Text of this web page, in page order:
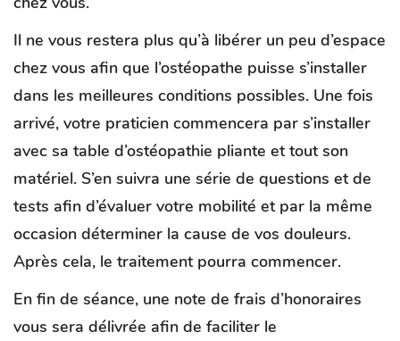
Il ne vous restera plus qu’à libérer un peu d’espace
chez vous afin que l’ostéopathe puisse s’installer
dans les meilleures conditions possibles. Une fois
arrivé, votre praticien commencera par s’installer
avec sa table d’ostéopathie pliante et tout son
matériel. S’en suivra une série de questions et de
tests afin d’évaluer votre mobilité et par la même
occasion déterminer la cause de vos douleurs.
Après cela, le traitement pourra commencer.
En fin de séance, une note de frais d’honoraires
vous sera délivrée afin de faciliter le